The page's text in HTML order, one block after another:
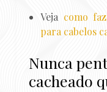
Veja como
para cabelos
Nunca
cacheado